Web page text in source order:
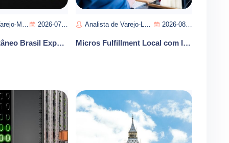
Silva 2026-07-13
Varejo Instantâneo Brasil Expansão Lojas Marcas Consolidação Liderança
Analista de Varejo-Lucas Oliveira 2026-08-07
Micros Fulfillment Local com IA Otimizacao Entregas 2026